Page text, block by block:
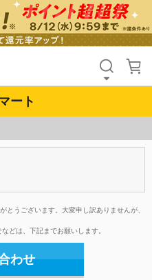
ート
とうございます。大変申し訳ありませんが、
どは、下記までお願いします。
わせ